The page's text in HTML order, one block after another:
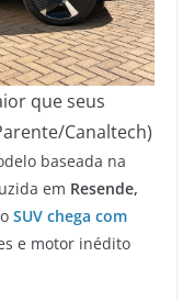
que seus
Canaltech)
baseada na
em Resende,
SUV chega com
e motor inédito